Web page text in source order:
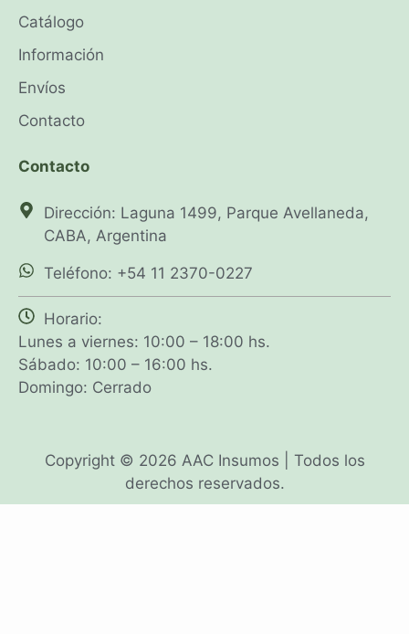
Catálogo
Información
Envíos
Contacto
Contacto
Dirección: Laguna 1499, Parque Avellaneda,
CABA, Argentina
Teléfono: +54 11 2370-0227
Horario:
Lunes a viernes: 10:00 – 18:00 hs.
Sábado: 10:00 – 16:00 hs.
Domingo: Cerrado
Copyright © 2026 AAC Insumos | Todos los
derechos reservados.